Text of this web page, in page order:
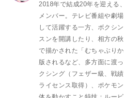
2018年で結成20年を迎える
メンバー。テレビ番組や劇
して活躍する一方、ボクシ
スンを開講したり、相方の
で描かされた「むちゃぶり
版されるなど、多方面に渡
クシング（フェザー級、戦
ライセンス取得）、ポケモ